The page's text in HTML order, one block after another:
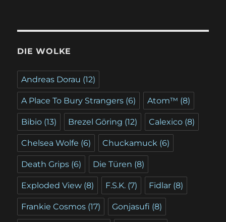
DIE WOLKE
Andreas Dorau (12)
A Place To Bury Strangers (6) Atom™ (8)
Bibio (13) Brezel Göring (12) Calexico (8)
Chelsea Wolfe (6) Chuckamuck (6)
Death Grips (6) Die Türen (8)
Exploded View (8) F.S.K. (7) Fidlar (8)
Frankie Cosmos (17) Gonjasufi (8)